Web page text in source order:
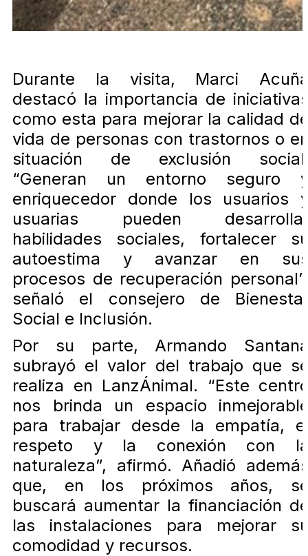
Durante la visita, Marci
destacó la importancia de
como esta para mejorar la calidad
vida de personas con trastornos o
situación de exclusión
“Generan un entorno seguro
enriquecedor donde los usuarios
usuarias pueden
habilidades sociales, fortalecer
autoestima y avanzar en
procesos de recuperación
señaló el consejero de
Social e Inclusión.
Por su parte, Armando
subrayó el valor del trabajo que
realiza en LanzÁnimal. “Este
nos brinda un espacio
para trabajar desde la empatía,
respeto y la conexión con
naturaleza”, afirmó. Añadió
que, en los próximos años,
buscará aumentar la financiación
las instalaciones para mejorar
comodidad y recursos.